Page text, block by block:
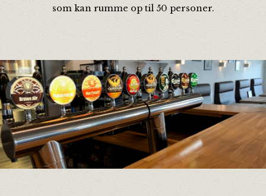
som kan rumme op til 50 personer.